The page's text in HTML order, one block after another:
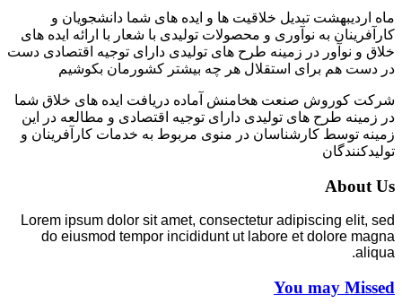
ماه اردیبهشت تبدیل خلاقیت ها و ایده های شما دانشجویان و
کارآفرینان به نوآوری و محصولات تولیدی با شعار با ارائه ایده های
خلاق و نوآور در زمینه طرح های تولیدی دارای توجیه اقتصادی دست
در دست هم برای استقلال هر چه بیشتر کشورمان بکوشیم
شرکت کوروش صنعت هخامنش آماده دریافت ایده های خلاق شما
در زمینه طرح های تولیدی دارای توجیه اقتصادی و مطالعه در این
زمینه توسط کارشناسان در منوی مربوط به خدمات کارآفرینان و
تولیدکنندگان
About Us
Lorem ipsum dolor sit amet, consectetur adipiscing elit, sed
do eiusmod tempor incididunt ut labore et dolore magna
aliqua.
You may Missed